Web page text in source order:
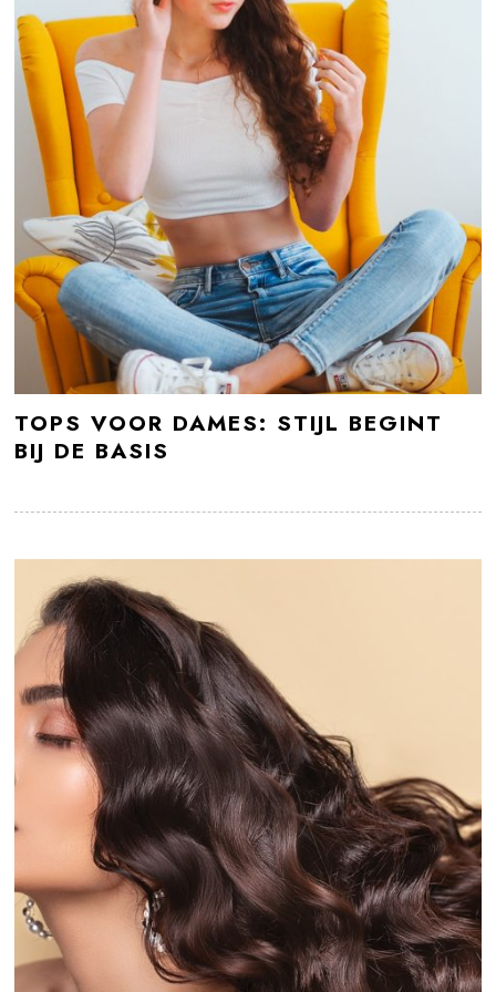
TOPS VOOR DAMES: STIJL BEGINT
BIJ DE BASIS